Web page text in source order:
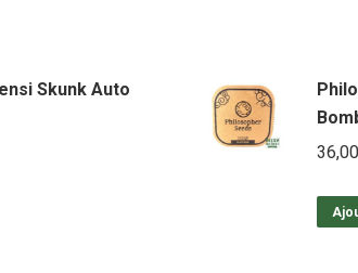
Skunk Auto
36,00